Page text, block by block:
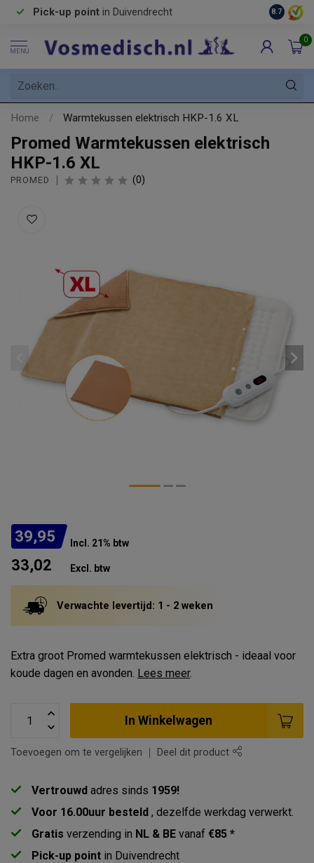
Pick-up point in Duivendrecht 8.7
MENU
0
Home / Warmtekussen elektrisch HKP-1.6 XL
Promed Warmtekussen elektrisch
HKP-1.6 XL
PROMED (0)
39,95 Incl. 21% btw
33,02 Excl. btw
Verwachte levertijd: 1 - 2 weken
Extra groot Promed warmtekussen elektrisch - ideaal voor
koude dagen en avonden. Lees meer.
In Winkelwagen
Toevoegen om te vergelijken Deel dit product
Vertrouwd adres sinds 1959!
Voor 16.00uur besteld , dezelfde werkdag verwerkt.
Gratis verzending in NL & BE vanaf €85 *
Pick-up point in Duivendrecht